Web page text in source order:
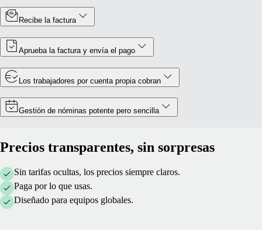
Recibe la factura
Aprueba la factura y envía el pago
Los trabajadores por cuenta propia cobran
Gestión de nóminas potente pero sencilla
Precios transparentes, sin sorpresas
Sin tarifas ocultas, los precios siempre claros.
Paga por lo que usas.
Diseñado para equipos globales.